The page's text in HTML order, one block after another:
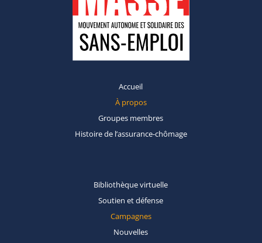
Accueil
À propos
Groupes membres
Histoire de l’assurance-chômage
Bibliothèquevirtuelle
Soutien etdéfense
Campagnes
Nouvelles